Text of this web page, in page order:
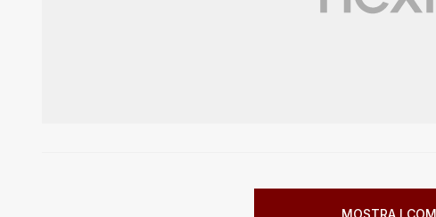
MOSTRA I